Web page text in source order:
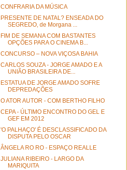
CONFRARIA DA MÚSICA
PRESENTE DE NATAL? ENSEADA DO
SEGREDO, de Morgana ...
FIM DE SEMANA COM BASTANTES
OPÇÕES PARA O CINEMA B...
CONCURSO – NOVA VIÇOSA BAHIA
CARLOS SOUZA - JORGE AMADO E A
UNIÃO BRASILEIRA DE...
ESTATUA DE JORGE AMADO SOFRE
DEPREDAÇÕES
O ATOR AUTOR - COM BERTHO FILHO
CEPA - ÚLTIMO ENCONTRO DO GEL E
GEF EM 2012
'O PALHAÇO' É DESCLASSIFICADO DA
DISPUTA PELO OSCAR
ÂNGELA RO RO - ESPAÇO REALLE
JULIANA RIBEIRO - LARGO DA
MARIQUITA